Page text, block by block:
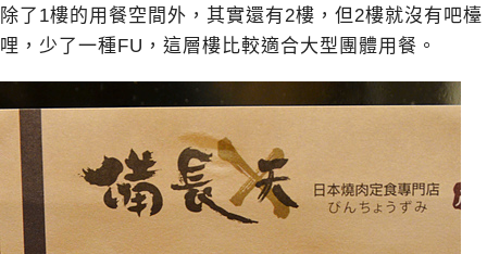
除了1樓的用餐空間外，其實還有2樓，但2樓就沒有吧檯
哩，少了一種FU，這層樓比較適合大型團體用餐。